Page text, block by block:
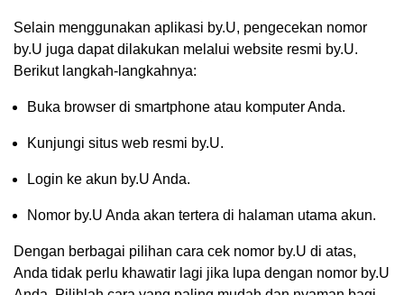
Selain menggunakan aplikasi by.U, pengecekan nomor
by.U juga dapat dilakukan melalui website resmi by.U.
Berikut langkah-langkahnya:
Buka browser di smartphone atau komputer Anda.
Kunjungi situs web resmi by.U.
Login ke akun by.U Anda.
Nomor by.U Anda akan tertera di halaman utama akun.
Dengan berbagai pilihan cara cek nomor by.U di atas,
Anda tidak perlu khawatir lagi jika lupa dengan nomor by.U